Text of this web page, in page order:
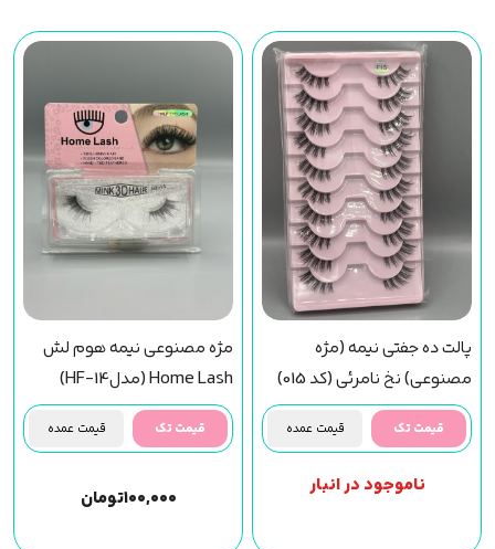
پالت ده جفتی نیمه (مژه
مصنوعی) نخ نامرئی (کد 015)
قیمت تک قیمت عمده
ناموجود در انبار
مژه مصنوعی نیمه هوم لش
Home Lash (مدلHF-14)
قیمت تک قیمت عمده
۱۰۰,۰۰۰تومان